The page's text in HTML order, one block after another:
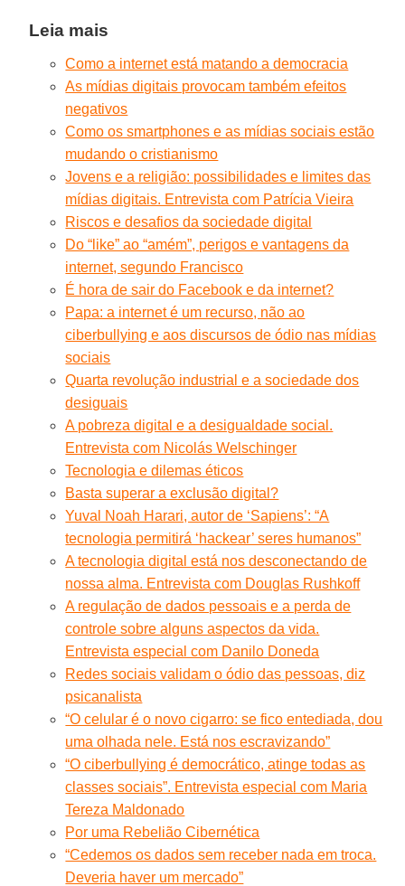
Leia mais
Como a internet está matando a democracia
As mídias digitais provocam também efeitos
negativos
Como os smartphones e as mídias sociais estão
mudando o cristianismo
Jovens e a religião: possibilidades e limites das
mídias digitais. Entrevista com Patrícia Vieira
Riscos e desafios da sociedade digital
Do “like” ao “amém”, perigos e vantagens da
internet, segundo Francisco
É hora de sair do Facebook e da internet?
Papa: a internet é um recurso, não ao
ciberbullying e aos discursos de ódio nas mídias
sociais
Quarta revolução industrial e a sociedade dos
desiguais
A pobreza digital e a desigualdade social.
Entrevista com Nicolás Welschinger
Tecnologia e dilemas éticos
Basta superar a exclusão digital?
Yuval Noah Harari, autor de ‘Sapiens’: “A
tecnologia permitirá ‘hackear’ seres humanos”
A tecnologia digital está nos desconectando de
nossa alma. Entrevista com Douglas Rushkoff
A regulação de dados pessoais e a perda de
controle sobre alguns aspectos da vida.
Entrevista especial com Danilo Doneda
Redes sociais validam o ódio das pessoas, diz
psicanalista
“O celular é o novo cigarro: se fico entediada, dou
uma olhada nele. Está nos escravizando”
“O ciberbullying é democrático, atinge todas as
classes sociais”. Entrevista especial com Maria
Tereza Maldonado
Por uma Rebelião Cibernética
“Cedemos os dados sem receber nada em troca.
Deveria haver um mercado”